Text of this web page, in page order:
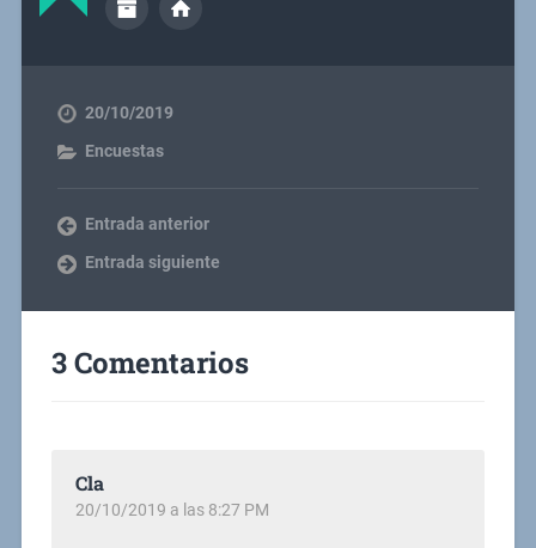
20/10/2019
Encuestas
Entrada anterior
Entrada siguiente
3 Comentarios
Cla
20/10/2019 a las 8:27 PM